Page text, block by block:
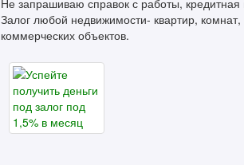
Не запрашиваю справок с работы, кредитная
Залог любой недвижимости- квартир,
коммерческих объектов.